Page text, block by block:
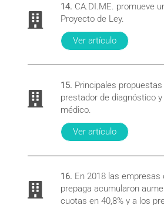
14. CA.DI.ME. promueve
Proyecto de Ley.
Ver artículo
15. Principales
prestador de diagnóstico
médico.
Ver artículo
16. En 2018 las empresas
prepaga acumularon
cuotas en 40,8% y a los